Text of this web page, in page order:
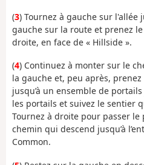
(3) Tournez à gauche sur l'allée
gauche sur la route et prenez
droite, en face de « Hillside ».
(4) Continuez à monter sur le
la gauche et, peu après,
jusqu’à un ensemble de
les portails et suivez le sentier
Tournez à droite pour passer
chemin qui descend jusqu’à
Common.